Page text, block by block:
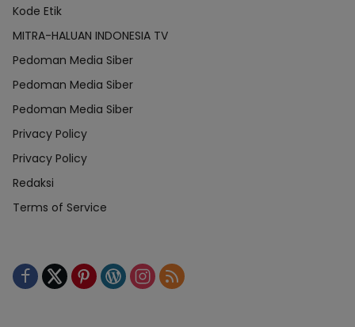
Kode Etik
MITRA-HALUAN INDONESIA TV
Pedoman Media Siber
Pedoman Media Siber
Pedoman Media Siber
Privacy Policy
Privacy Policy
Redaksi
Terms of Service